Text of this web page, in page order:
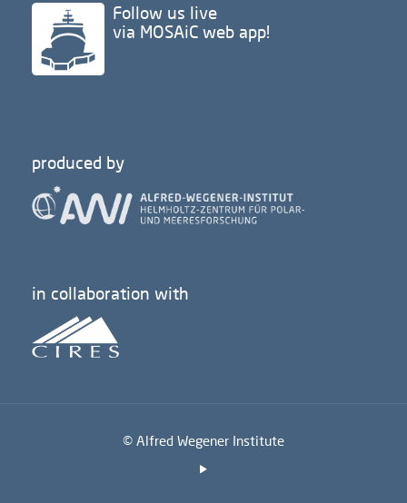
Follow us live
via MOSAiC web app!
produced by
in collaboration with
© Alfred Wegener Institute